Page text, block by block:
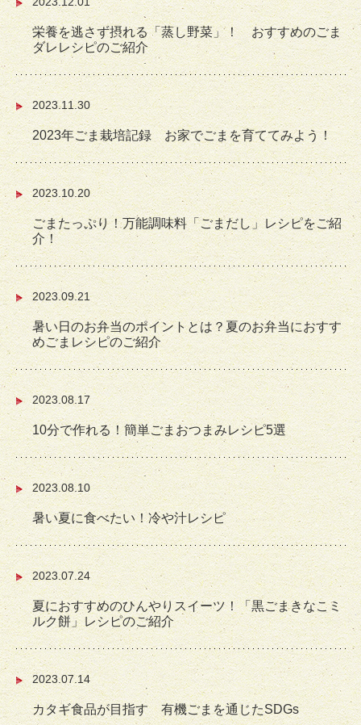
栄養を逃さず摂れる「蒸し野菜」！ おすすめのごま
ダレレシピのご紹介
2023.11.30
2023年ごま栽培記録 お家でごまを育ててみよう！
2023.10.20
ごまたっぷり！万能調味料「ごまだし」レシピをご紹
介！
2023.09.21
暑い日のお弁当のポイントとは？夏のお弁当におすす
めごまレシピのご紹介
2023.08.17
10分で作れる！簡単ごまおつまみレシピ5選
2023.08.10
暑い夏に食べたい！冷や汁レシピ
2023.07.24
夏におすすめのひんやりスイーツ！「黒ごまきなこミ
ルク餅」レシピのご紹介
2023.07.14
カタギ食品が目指す 有機ごまを通じたSDGs